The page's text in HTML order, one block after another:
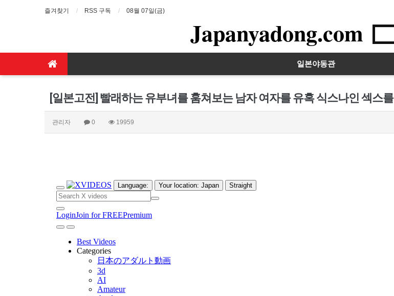
즐겨찾기 RSS 구독 08월 07일(금)
Japanyadong.com
일본야동관
[일본고전] 빨래하는 유부녀를 훔쳐보는 남자 여자를 유혹 식스나인 섹스를
관리자 0 19959